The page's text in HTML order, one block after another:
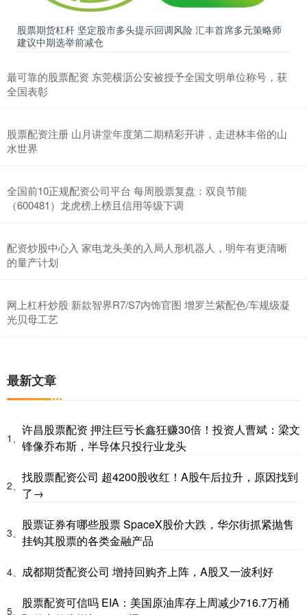
股票期货杠杆 坚定股市多头提示回调风险 汇丰首席多元策略师
建议中期选举前减仓
最可靠的股票配资 东莞横沥公安被授予全国文明单位称号，获
全国表彰
股票配资注册 山月讲堂年度第二期精彩开讲，走进林丰俗的山
水世界
全国前10正规配资公司平台 每周股票复盘：双良节能
（600481）龙虎榜上榜且信用等级下调
配资炒股中心入 家电龙头美的入局人形机器人，明年有更清晰
的量产计划
网上杠杆炒股 新款智界R7/S7内饰官图 增罗兰紫配色/车规级凝
光贝母工艺
最新文章
1、
许昌股票配资 押注巨亏长鑫狂赚30倍！投资人曹斌：梁文
锋像乔布斯，半导体只投行业龙头
2、
找股票配资公司 超4200股收红！A股午后拉升，原因找到
了→
3、
股票证券有哪些股票 SpaceX股价大跌，华尔街抓紧抛售
挂钩其股票的各类金融产品
4、 成都期货配资公司 增持回购齐上阵，A股又一波利好
5、
股票配资可信吗 EIA：美国原油库存上周减少716.7万桶